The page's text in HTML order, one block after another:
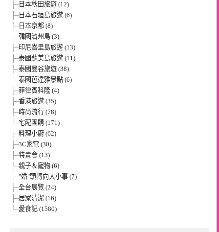
日本秋田旅遊 (12)
日本石垣島旅遊 (6)
日本京都 (8)
韓國濟州島 (3)
印尼峇里島旅遊 (13)
泰國蘇美島旅遊 (11)
泰國曼谷旅遊 (38)
泰國芭達雅景點 (6)
菲律賓科隆 (4)
香港旅遊 (35)
時尚流行 (78)
宅配團購 (171)
料理小廚 (62)
3C家電 (30)
特賣會 (13)
親子＆寵物 (6)
"婚"頭轉向大小事 (7)
全台展覽 (24)
居家清潔 (16)
愛食記 (1580)